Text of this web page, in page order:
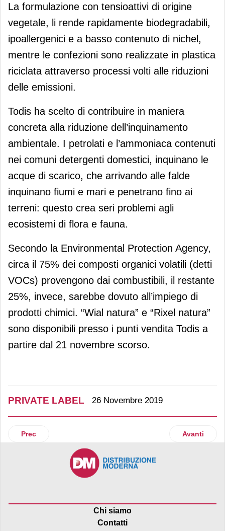
La formulazione con tensioattivi di origine
vegetale, li rende rapidamente biodegradabili,
ipoallergenici e a basso contenuto di nichel,
mentre le confezioni sono realizzate in plastica
riciclata attraverso processi volti alle riduzioni
delle emissioni.
Todis ha scelto di contribuire in maniera
concreta alla riduzione dell’inquinamento
ambientale. I petrolati e l’ammoniaca contenuti
nei comuni detergenti domestici, inquinano le
acque di scarico, che arrivando alle falde
inquinano fiumi e mari e penetrano fino ai
terreni: questo crea seri problemi agli
ecosistemi di flora e fauna.
Secondo la Environmental Protection Agency,
circa il 75% dei composti organici volatili (detti
VOCs) provengono dai combustibili, il restante
25%, invece, sarebbe dovuto all’impiego di
prodotti chimici. “Wial natura” e “Rixel natura”
sono disponibili presso i punti vendita Todis a
partire dal 21 novembre scorso.
PRIVATE LABEL 26 Novembre 2019
Articolo precedente: D.IT-Distribuzione Italiana amplia la
Prec Articolo
Avanti
Chi siamo
Contatti